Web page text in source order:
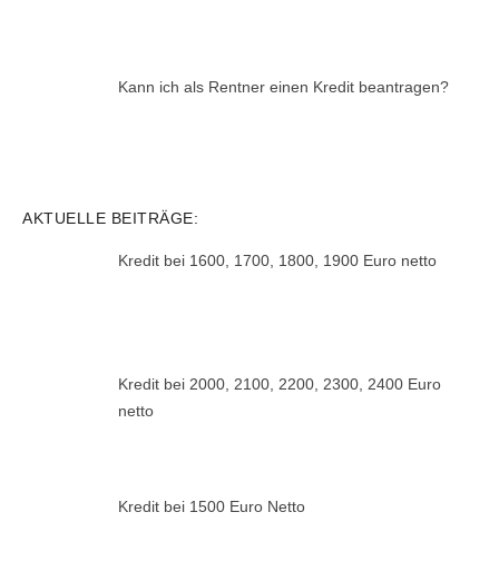
Kann ich als Rentner einen Kredit beantragen?
AKTUELLE BEITRÄGE:
Kredit bei 1600, 1700, 1800, 1900 Euro netto
Kredit bei 2000, 2100, 2200, 2300, 2400 Euro
netto
Kredit bei 1500 Euro Netto